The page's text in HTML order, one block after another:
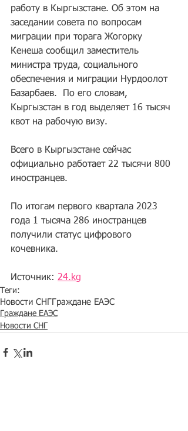
работу в Кыргызстане. Об этом на
заседании совета по вопросам
миграции при торага Жогорку
Кенеша сообщил заместитель
министра труда, социального
обеспечения и миграции Нурдоолот
Базарбаев.  По его словам,
Кыргызстан в год выделяет 16 тысяч
квот на рабочую визу.
Всего в Кыргызстане сейчас
официально работает 22 тысячи 800
иностранцев.
По итогам первого квартала 2023
года 1 тысяча 286 иностранцев
получили статус цифрового
кочевника.
Источник: 24.kg
Теги:
Новости СНГГраждане ЕАЭС
Граждане ЕАЭС
Новости СНГ